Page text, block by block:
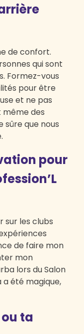
de confort.
qui sont
Formez-vous
pour être
et ne pas
même des
sûre que nous
pour
sur les clubs
de faire mon
mon
lors du Salon
a été magique,
ta